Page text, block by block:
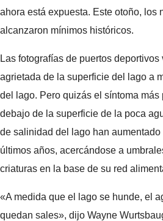
ahora está expuesta. Este otoño, los
alcanzaron mínimos históricos.
Las fotografías de puertos
agrietada de la superficie del lago a
del lago. Pero quizás el síntoma
debajo de la superficie de la poca
de salinidad del lago han
últimos años, acercándose a
criaturas en la base de su red
«A medida que el lago se hunde, el
quedan sales», dijo Wayne